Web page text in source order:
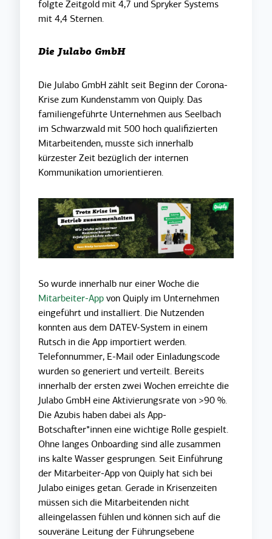
folgte Zeitgold mit 4,7 und Spryker Systems
mit 4,4 Sternen.
Die Julabo GmbH
Die Julabo GmbH zählt seit Beginn der Corona-
Krise zum Kundenstamm von Quiply. Das
familiengeführte Unternehmen aus Seelbach
im Schwarzwald mit 500 hoch qualifizierten
Mitarbeitenden, musste sich innerhalb
kürzester Zeit bezüglich der internen
Kommunikation umorientieren.
So wurde innerhalb nur einer Woche die
Mitarbeiter-App von Quiply im Unternehmen
eingeführt und installiert. Die Nutzenden
konnten aus dem DATEV-System in einem
Rutsch in die App importiert werden.
Telefonnummer, E-Mail oder Einladungscode
wurden so generiert und verteilt. Bereits
innerhalb der ersten zwei Wochen erreichte die
Julabo GmbH eine Aktivierungsrate von >90 %.
Die Azubis haben dabei als App-
Botschafter*innen eine wichtige Rolle gespielt.
Ohne langes Onboarding sind alle zusammen
ins kalte Wasser gesprungen. Seit Einführung
der Mitarbeiter-App von Quiply hat sich bei
Julabo einiges getan. Gerade in Krisenzeiten
müssen sich die Mitarbeitenden nicht
alleingelassen fühlen und können sich auf die
souveräne Leitung der Führungsebene